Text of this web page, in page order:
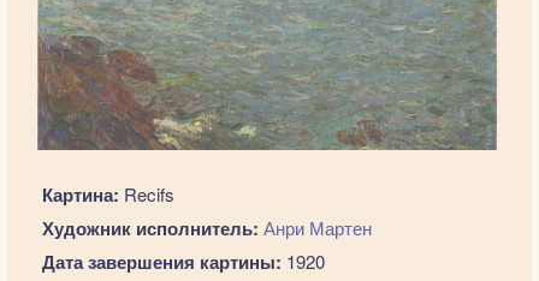
Картина: Recifs
Художник исполнитель: Анри Мартен
Дата завершения картины: 1920